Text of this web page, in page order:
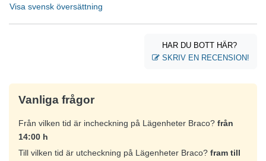
Visa svensk översättning
HAR DU BOTT HÄR?
SKRIV EN RECENSION!
Vanliga frågor
Från vilken tid är incheckning på Lägenheter Braco? från
14:00 h
Till vilken tid är utcheckning på Lägenheter Braco? fram till